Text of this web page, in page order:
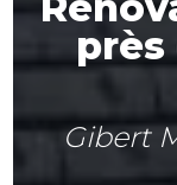
près
Gibert